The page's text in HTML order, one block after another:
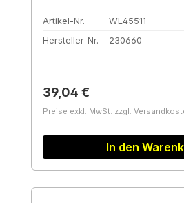
Artikel-Nr.
WL45511
Hersteller-Nr.
230660
Regulärer Preis:
39,04 €
Preise exkl. MwSt. zzgl.
In den